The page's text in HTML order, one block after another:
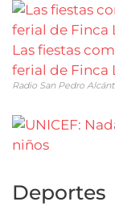
Las fiestas
ferial de Finca
Radio San Pedro
Deportes